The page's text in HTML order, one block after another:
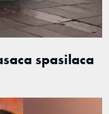
spasilaca